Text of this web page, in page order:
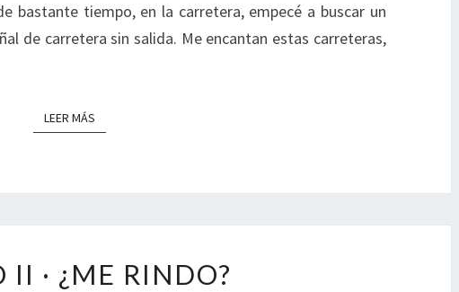
bastante tiempo, en la carretera, empecé a buscar un
de carretera sin salida. Me encantan estas carreteras,
LEER MÁS
II
II · ¿ME RINDO?